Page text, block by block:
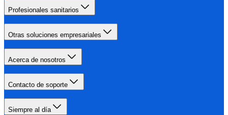
Profesionales sanitarios
Otras soluciones empresariales
Acerca de nosotros
Contacto de soporte
Siempre al día